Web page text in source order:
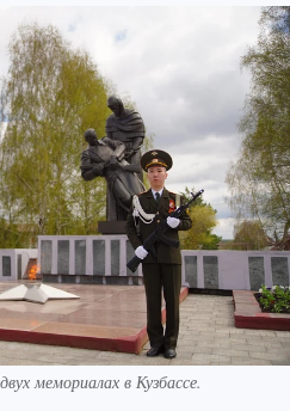
мемориалах в Кузбассе.